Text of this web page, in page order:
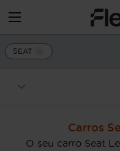
SEAT
Carros
O seu carro Seat